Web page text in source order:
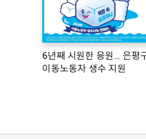
6년째 시원한 응원… 은평
이동노동자 생수 지원